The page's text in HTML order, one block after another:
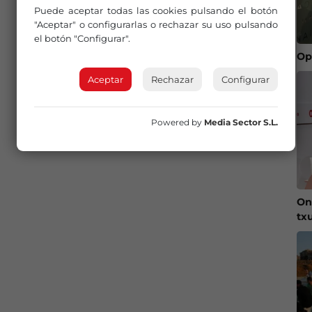
Puede aceptar todas las cookies pulsando el botón
"Aceptar" o configurarlas o rechazar su uso pulsando
el botón "Configurar".
Aceptar Rechazar Configurar
Powered by Media Sector S.L.